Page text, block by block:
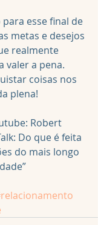
esse final de
metas e desejos
realmente
valer a pena.
coisas nos
plena!
Robert
Do que é feita
do mais longo